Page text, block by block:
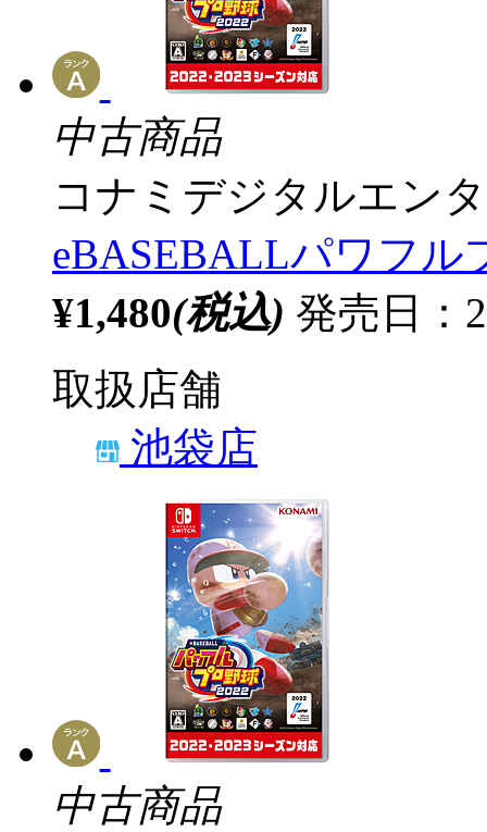
中古商品
コナミデジタルエン
eBASEBALLパワフル
¥1,480(税込) 発売日：
取扱店舗
池袋店
中古商品